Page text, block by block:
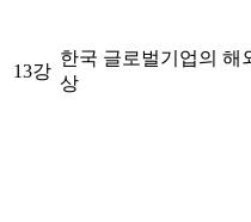
13강
한국 글로벌기업의 해
상